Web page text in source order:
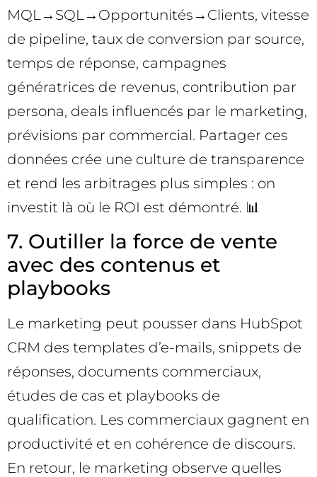
MQL→SQL→Opportunités→Clients, vitesse
de pipeline, taux de conversion par source,
temps de réponse, campagnes
génératrices de revenus, contribution par
persona, deals influencés par le marketing,
prévisions par commercial. Partager ces
données crée une culture de transparence
et rend les arbitrages plus simples : on
investit là où le ROI est démontré. 📊
7. Outiller la force de vente
avec des contenus et
playbooks
Le marketing peut pousser dans HubSpot
CRM des templates d’e-mails, snippets de
réponses, documents commerciaux,
études de cas et playbooks de
qualification. Les commerciaux gagnent en
productivité et en cohérence de discours.
En retour, le marketing observe quelles